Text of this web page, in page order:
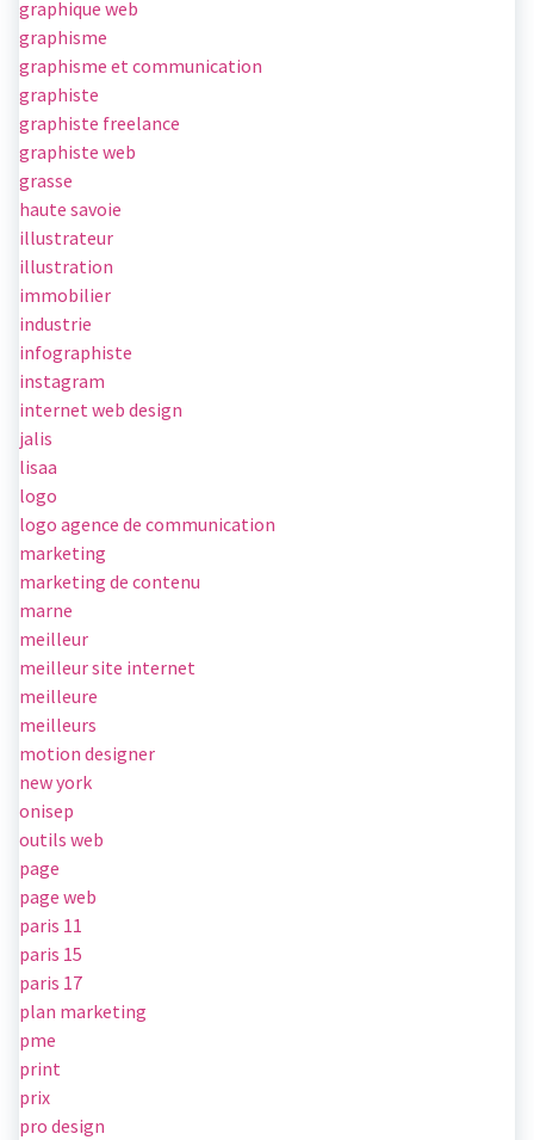
graphique web
graphisme
graphisme et communication
graphiste
graphiste freelance
graphiste web
grasse
haute savoie
illustrateur
illustration
immobilier
industrie
infographiste
instagram
internet web design
jalis
lisaa
logo
logo agence de communication
marketing
marketing de contenu
marne
meilleur
meilleur site internet
meilleure
meilleurs
motion designer
new york
onisep
outils web
page
page web
paris 11
paris 15
paris 17
plan marketing
pme
print
prix
pro design